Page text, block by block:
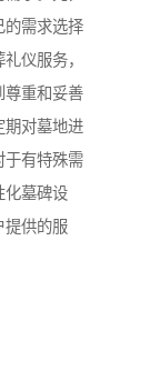
的需求选择
仪服务，
尊重和妥善
期对墓地进
于有特殊需
化墓碑设
提供的服